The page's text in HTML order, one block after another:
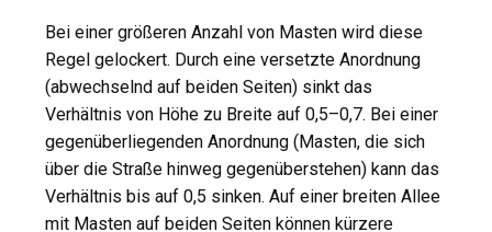
Bei einer größeren Anzahl von Masten wird diese
Regel gelockert. Durch eine versetzte Anordnung
(abwechselnd auf beiden Seiten) sinkt das
Verhältnis von Höhe zu Breite auf 0,5–0,7. Bei einer
gegenüberliegenden Anordnung (Masten, die sich
über die Straße hinweg gegenüberstehen) kann das
Verhältnis bis auf 0,5 sinken. Auf einer breiten Allee
mit Masten auf beiden Seiten können kürzere